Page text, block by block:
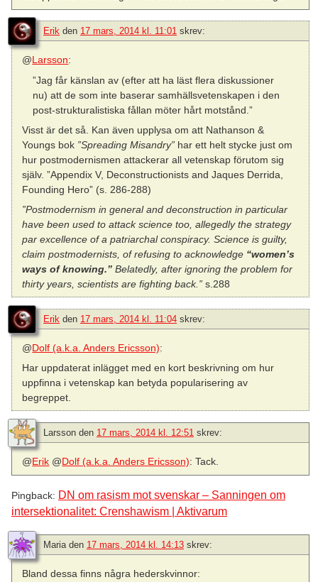
Erik den 17 mars, 2014 kl. 11:01 skrev:
@Larsson:
”Jag får känslan av (efter att ha läst flera diskussioner
nu) att de som inte baserar samhällsvetenskapen i den
post-strukturalistiska fållan möter hårt motstånd.”
Visst är det så. Kan även upplysa om att Nathanson &
Youngs bok ”Spreading Misandry” har ett helt stycke just om
hur postmodernismen attackerar all vetenskap förutom sig
själv. ”Appendix V, Deconstructionists and Jaques Derrida,
Founding Hero” (s. 286-288)
”Postmodernism in general and deconstruction in particular
have been used to attack science too, allegedly the strategy
par excellence of a patriarchal conspiracy. Science is guilty,
claim postmodernists, of refusing to acknowledge “women’s
ways of knowing.” Belatedly, after ignoring the problem for
thirty years, scientists are fighting back.” s.288
Erik den 17 mars, 2014 kl. 11:04 skrev:
@Dolf (a.k.a. Anders Ericsson):
Har uppdaterat inlägget med en kort beskrivning om hur
uppfinna i vetenskap kan betyda popularisering av
begreppet.
Larsson den 17 mars, 2014 kl. 12:51 skrev:
@Erik @Dolf (a.k.a. Anders Ericsson): Tack.
Pingback: DN om rasism mot svenskar – Sanningen om
intersektionalitet: Crenshawism | Aktivarum
Mariaden 17 mars, 2014 kl. 14:13 skrev:
Bland dessa finns några hederskvinnor: